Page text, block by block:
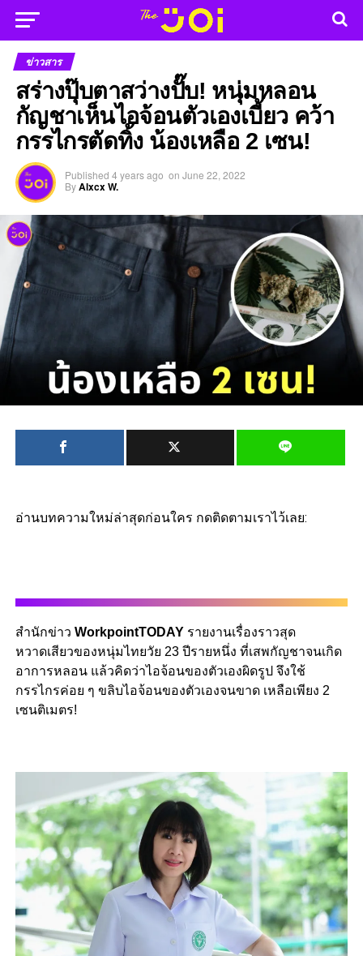
ข่าวสาร
สร่างปุ๊บตาสว่างปั๊บ! หนุ่มหลอน
กัญชาเห็นไอจ้อนตัวเองเบี้ยว คว้า
กรรไกรตัดทิ้ง น้องเหลือ 2 เซน!
Published 4 years ago on June 22, 2022
ByAlxcx W.
อ่านบทความใหม่ล่าสุดก่อนใคร กดติดตามเราไว้เลย:
สำนักข่าว WorkpointTODAYรายงานเรื่องราวสุด
หวาดเสียวของหนุ่มไทยวัย 23 ปีรายหนึ่ง ที่เสพกัญชาจนเกิด
อาการหลอน แล้วคิดว่าไอจ้อนของตัวเองผิดรูป จึงใช้
กรรไกรค่อย ๆ ขลิบไอจ้อนของตัวเองจนขาด เหลือเพียง 2
เซนติเมตร!